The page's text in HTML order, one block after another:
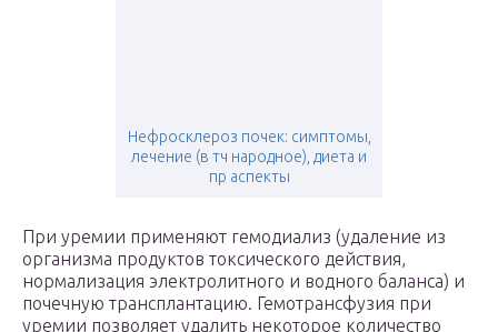
Нефросклероз почек: симптомы,
лечение (в тч народное), диета и
пр аспекты
При уремии применяют гемодиализ (удаление из
организма продуктов токсического действия,
нормализация электролитного и водного баланса) и
почечную трансплантацию. Гемотрансфузия при
уремии позволяет удалить некоторое количество